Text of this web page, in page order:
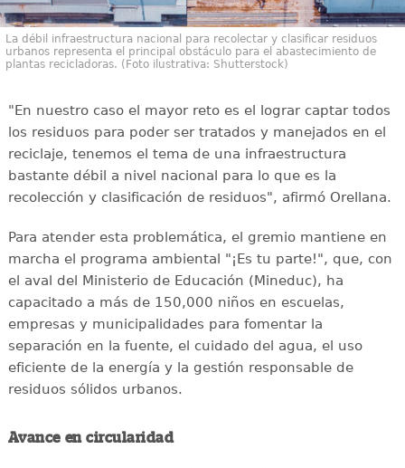
La débil infraestructura nacional para recolectar y clasificar residuos
urbanos representa el principal obstáculo para el abastecimiento de
plantas recicladoras. (Foto ilustrativa: Shutterstock)
"En nuestro caso el mayor reto es el lograr captar todos
los residuos para poder ser tratados y manejados en el
reciclaje, tenemos el tema de una infraestructura
bastante débil a nivel nacional para lo que es la
recolección y clasificación de residuos", afirmó Orellana.
Para atender esta problemática, el gremio mantiene en
marcha el programa ambiental "¡Es tu parte!", que, con
el aval del Ministerio de Educación (Mineduc), ha
capacitado a más de 150,000 niños en escuelas,
empresas y municipalidades para fomentar la
separación en la fuente, el cuidado del agua, el uso
eficiente de la energía y la gestión responsable de
residuos sólidos urbanos.
Avance en circularidad